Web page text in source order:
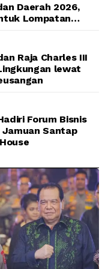
Daerah 2026,
Lompatan
Raja Charles III
lewat
Forum Bisnis
Santap